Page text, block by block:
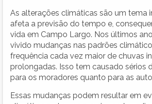
As alterações climáticas são um tema
afeta a previsão do tempo e,
vida em Campo Largo. Nos últimos
vivido mudanças nas padrões
frequência cada vez maior de chuvas
prolongadas. Isso tem causado sérios
para os moradores quanto para as
Essas mudanças podem resultar em